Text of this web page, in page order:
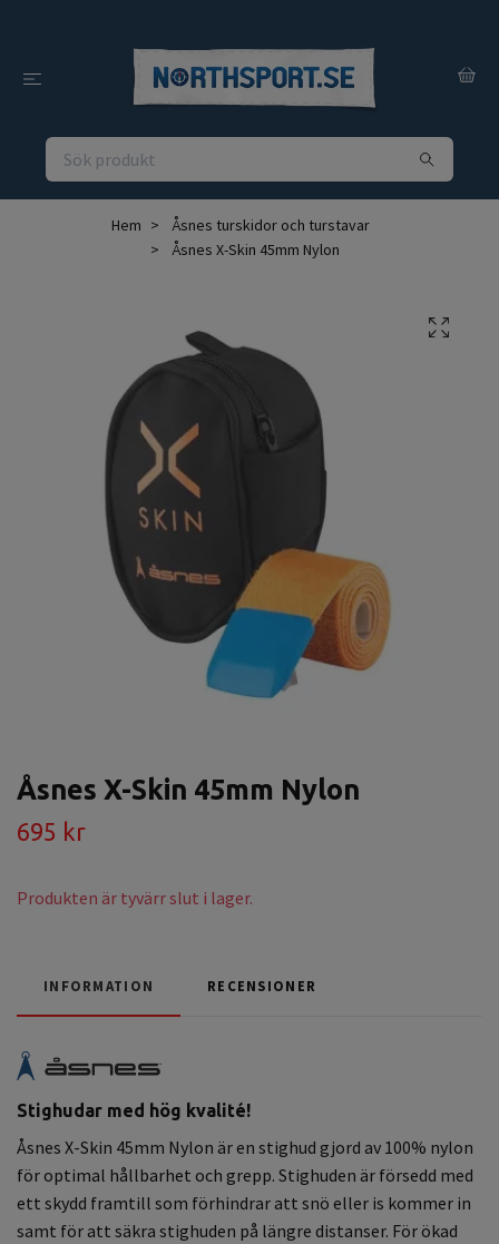
Hem
Åsnes turskidor och turstavar
Åsnes X-Skin 45mm Nylon
Åsnes X-Skin 45mm Nylon
695 kr
Produkten är tyvärr slut i lager.
INFORMATION RECENSIONER
Stighudar med hög kvalité!
Åsnes X-Skin 45mm Nylon är en stighud gjord av 100% nylon
för optimal hållbarhet och grepp. Stighuden är försedd med
ett skydd framtill som förhindrar att snö eller is kommer in
samt för att säkra stighuden på längre distanser. För ökad